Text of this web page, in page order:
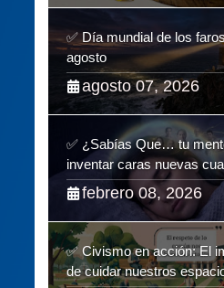
✅ Día mundial de los
agosto
agosto 07, 2026
✅ ¿Sabías Que… tu
inventar caras nuevas
sueñas?
febrero 08, 2026
✅ Civismo en acción: El
de cuidar nuestros